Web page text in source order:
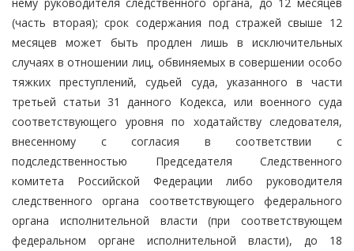
(часть вторая); срок содержания под стражей свыше 12
месяцев может быть продлен лишь в исключительных
случаях в отношении лиц, обвиняемых в совершении особо
тяжких преступлений, судьей суда, указанного в части
третьей статьи 31 данного Кодекса, или военного суда
соответствующего уровня по ходатайству следователя,
внесенному с согласия в соответствии с
подследственностью Председателя Следственного
комитета Российской Федерации либо руководителя
следственного органа соответствующего федерального
органа исполнительной власти (при соответствующем
федеральном органе исполнительной власти), до 18